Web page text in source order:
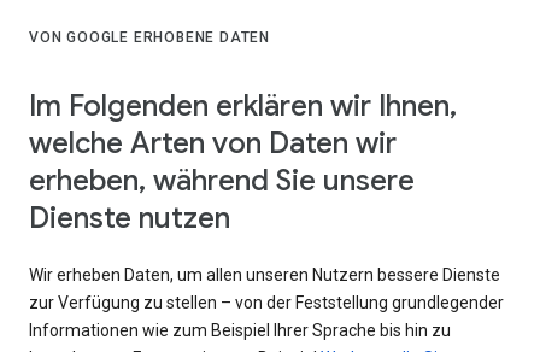
VON GOOGLE ERHOBENE DATEN
Im Folgenden erklären wir Ihnen,
welche Arten von Daten wir
erheben, während Sie unsere
Dienste nutzen
Wir erheben Daten, um allen unseren Nutzern bessere Dienste
zur Verfügung zu stellen – von der Feststellung grundlegender
Informationen wie zum Beispiel Ihrer Sprache bis hin zu